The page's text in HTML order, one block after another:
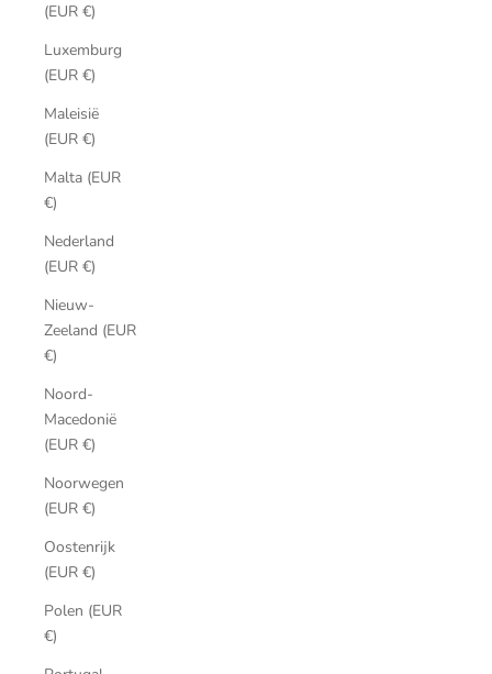
(EUR €)
Luxemburg
(EUR €)
Maleisië
(EUR €)
Malta (EUR
€)
Nederland
(EUR €)
Nieuw-
Zeeland (EUR
€)
Noord-
Macedonië
(EUR €)
Noorwegen
(EUR €)
Oostenrijk
(EUR €)
Polen (EUR
€)